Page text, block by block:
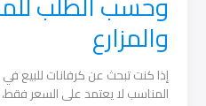
والمزارع
إذا كنت تبحث عن كرفانات للبيع
المناسب لا يعتمد على السعر